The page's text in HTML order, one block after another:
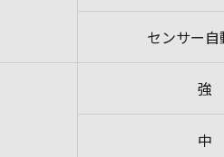
センサー自
強
中